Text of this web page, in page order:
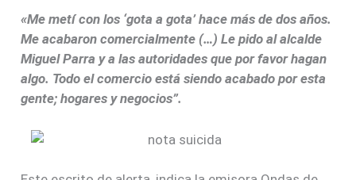
«Me metí con los ‘gota a gota’ hace más de dos años.
Me acabaron comercialmente (…) Le pido al alcalde
Miguel Parra y a las autoridades que por favor hagan
algo. Todo el comercio está siendo acabado por esta
gente; hogares y negocios”.